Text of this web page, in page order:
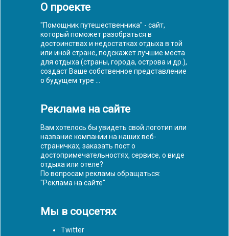
О проекте
"Помощник путешественника" - сайт,
который поможет разобраться в
достоинствах и недостатках отдыха в той
или иной стране, подскажет лучшие места
для отдыха (страны, города, острова и др.),
создаст Ваше собственное представление
о будущем туре ...
Реклама на сайте
Вам хотелось бы увидеть свой логотип или
название компании на наших веб-
страничках, заказать пост о
достопримечательностях, сервисе, о виде
отдыха или отеле?
По вопросам рекламы обращаться:
"Реклама на сайте"
Мы в соцсетях
Twitter